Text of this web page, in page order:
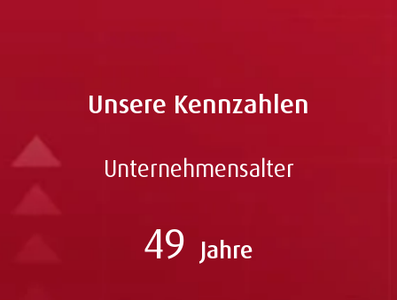
Unsere Kennzahlen
Unternehmensalter
49 Jahre